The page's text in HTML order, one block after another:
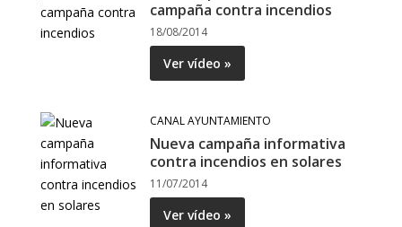
campaña contra incendios
18/08/2014
Ver vídeo »
CANAL AYUNTAMIENTO
Nueva campaña informativa
contra incendios en solares
11/07/2014
Ver vídeo »